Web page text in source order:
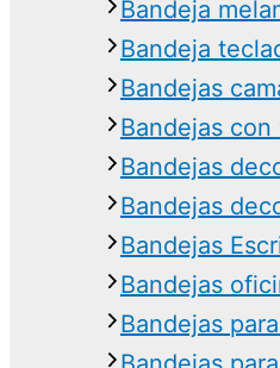
Bandeja
Bandeja
Bandejas
Bandejas con
Bandejas
Bandejas
Bandejas
Bandejas
Bandejas